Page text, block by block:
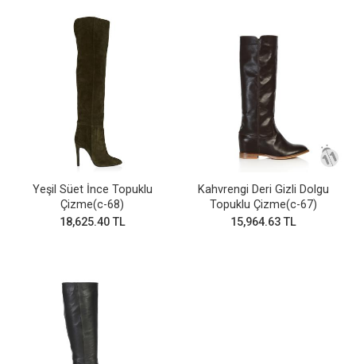
Yeşil Süet İnce Topuklu
Çizme(c-68)
18,625.40 TL
Kahvrengi Deri Gizli Dolgu
Topuklu Çizme(c-67)
15,964.63 TL